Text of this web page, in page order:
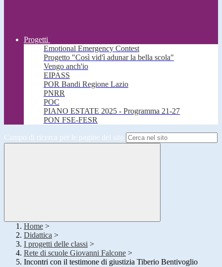
Progetti
Emotional Emergency Contest
Progetto "Così vid'ì adunar la bella scola"
Vengo anch'io
EIPASS
POR Bandi Regione Lazio
PNRR
POC
PIANO ESTATE 2025 - Programma 21-27
PON FSE-FESR
Campo di ricerca per le pagine del sito
Home >
Didattica >
I progetti delle classi >
Rete di scuole Giovanni Falcone >
Incontri con il testimone di giustizia Tiberio Bentivoglio